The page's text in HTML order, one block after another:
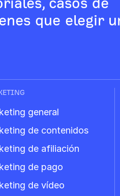
casos de
que elegir
general
de contenidos
de afiliación
de pago
de vídeo